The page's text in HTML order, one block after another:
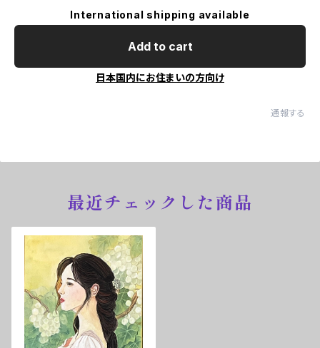
International shipping available
Add to cart
日本国内にお住まいの方向け
通報する
最近チェックした商品